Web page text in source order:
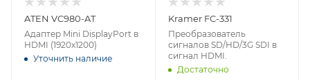
ATEN VC980-AT
Адаптер Mini DisplayPort в
HDMI (1920x1200)
Уточнить наличие
Kramer FC-331
Преобразователь
сигналов SD/HD/3G SDI в
сигнал HDMI.
Достаточно